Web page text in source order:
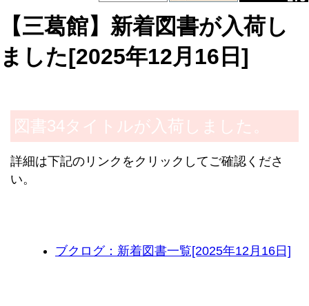
【三葛館】新着図書が入荷し
ました[2025年12月16日]
図書34タイトルが入荷しました。
詳細は下記のリンクをクリックしてご確認くださ
い。
ブクログ：新着図書一覧[2025年12月16日]